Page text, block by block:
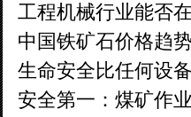
工程机械行业能否
中国铁矿石价格趋
生命安全比任何设
安全第一：煤矿作